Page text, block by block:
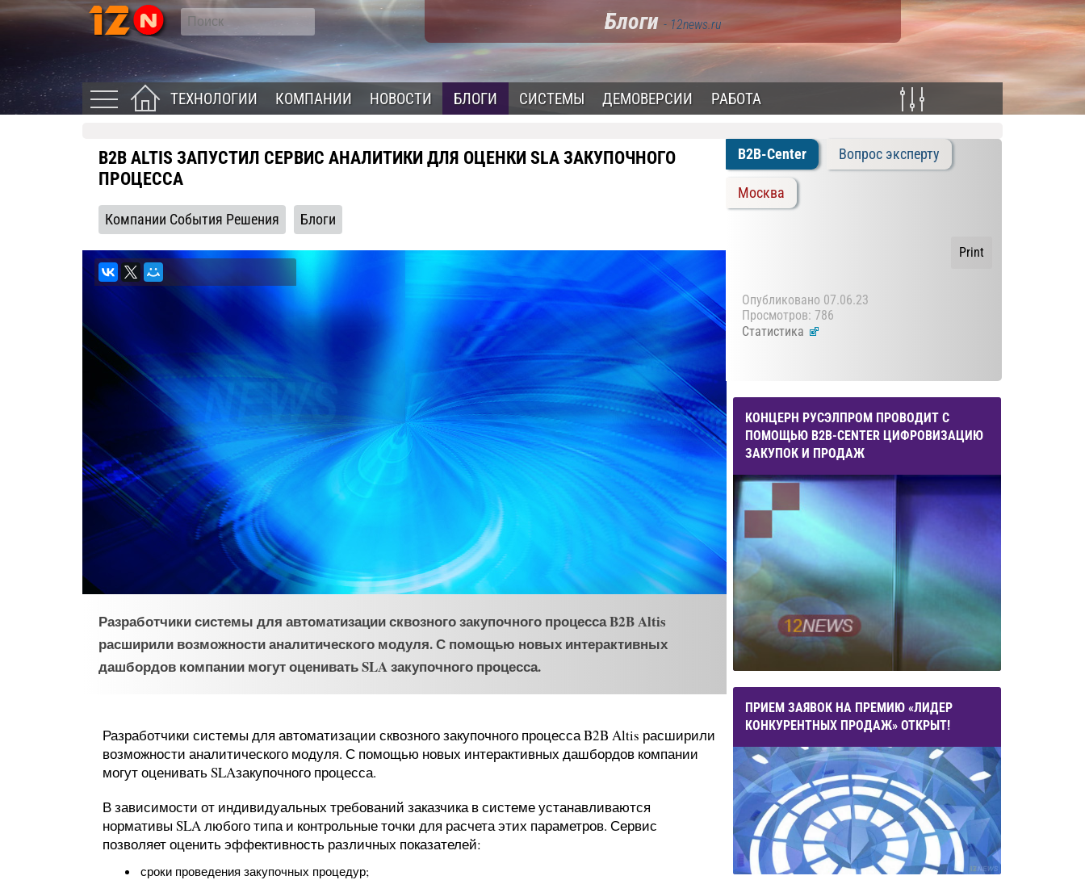
Блоги - 12news.ru
ТЕХНОЛОГИИ КОМПАНИИ НОВОСТИ БЛОГИ СИСТЕМЫ ДЕМОВЕРСИИ РАБОТА
B2B ALTIS ЗАПУСТИЛ СЕРВИС АНАЛИТИКИ ДЛЯ ОЦЕНКИ SLA ЗАКУПОЧНОГО
ПРОЦЕССА
Компании События Решения Блоги
Разработчики системы для автоматизации сквозного закупочного процесса B2B Altis
расширили возможности аналитического модуля. С помощью новых интерактивных
дашбордов компании могут оценивать SLA закупочного процесса.
Разработчики системы для автоматизации сквозного закупочного процесса B2B Altis расширили
возможности аналитического модуля. С помощью новых интерактивных дашбордов компании
могут оценивать SLAзакупочного процесса.
В зависимости от индивидуальных требований заказчика в системе устанавливаются
нормативы SLA любого типа и контрольные точки для расчета этих параметров. Сервис
позволяет оценить эффективность различных показателей:
сроки проведения закупочных процедур;
B2B-Center Вопрос эксперту
Москва
Print
Опубликовано 07.06.23
Просмотров: 786
Статистика
КОНЦЕРН РУСЭЛПРОМ ПРОВОДИТ С
ПОМОЩЬЮ B2B-CENTER ЦИФРОВИЗАЦИЮ
ЗАКУПОК И ПРОДАЖ
ПРИЕМ ЗАЯВОК НА ПРЕМИЮ «ЛИДЕР
КОНКУРЕНТНЫХ ПРОДАЖ» ОТКРЫТ!